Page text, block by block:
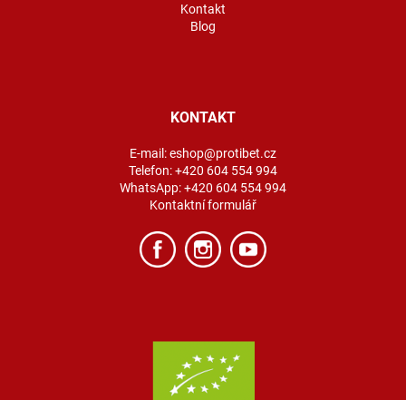
Kontakt
Blog
KONTAKT
E-mail:eshop@protibet.cz
Telefon:+420 604 554 994
WhatsApp:+420 604 554 994
Kontaktní formulář